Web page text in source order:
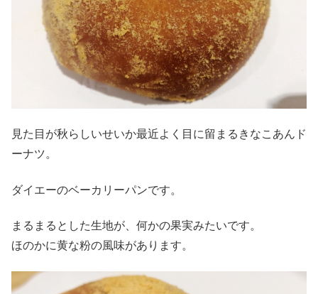
見た目が秋らしいせいか最近よく目に留まるきなこあんド
ーナツ。
ダイエーのベーカリーパンです。
まるまるとした生地が、何かの果実みたいです。
ほのかに黄な粉の風味があります。